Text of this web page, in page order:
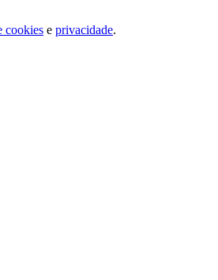
cookies e privacidade.